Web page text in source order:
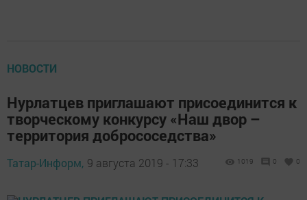
НОВОСТИ
Нурлатцев приглашают присоединится к
творческому конкурсу «Наш двор –
территория добрососедства»
Татар-Информ, 9 августа 2019 - 17:33 1019 0 0